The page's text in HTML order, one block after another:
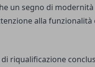
un segno di
alla funzionalità
riqualificazione